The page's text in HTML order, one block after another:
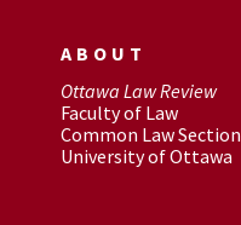
ABOUT
Ottawa Law Review
Faculty of Law
Common Law Section
University of Ottawa